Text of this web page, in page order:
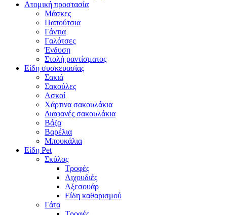
Ατομική προστασία
Μάσκες
Παπούτσια
Γάντια
Γαλότσες
Ένδυση
Στολή ραντίσματος
Είδη συσκευασίας
Σακιά
Σακούλες
Ασκοί
Χάρτινα σακουλάκια
Διαφανές σακουλάκια
Βάζα
Βαρέλια
Μπουκάλια
Είδη Pet
Σκύλος
Τροφές
Λιχουδιές
Αξεσουάρ
Είδη καθαρισμού
Γάτα